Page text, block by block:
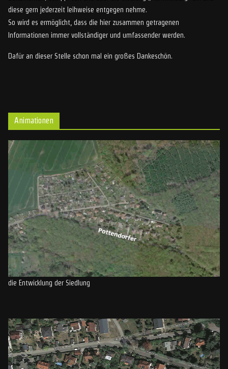
diese gern jederzeit leihweise entgegen nehme.
So wird es ermöglicht, dass die hier zusammen getragenen
Informationen immer vollständiger und umfassender werden.
Dafür an dieser Stelle schon mal ein großes Dankeschön.
Animationen
die Entwicklung der Siedlung